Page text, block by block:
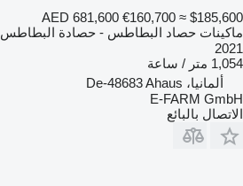
AED 681,600 €160,700 ≈ $185,600
ماكينات حصاد البطاطس - حصادة البطاطس
2021
1,054 متر / ساعة
ألمانيا، De-48683 Ahaus
E-FARM GmbH
الاتصال بالبائع